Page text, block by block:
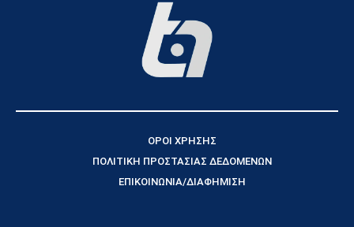
ΟΡΟΙ ΧΡΗΣΗΣ
ΠΟΛΙΤΙΚΗ ΠΡΟΣΤΑΣΙΑΣ ΔΕΔΟΜΕΝΩΝ
ΕΠΙΚΟΙΝΩΝΙΑ/ΔΙΑΦΗΜΙΣΗ